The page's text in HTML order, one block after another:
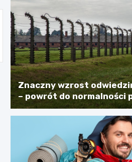
Znaczny wzrost
– powrót do normalności